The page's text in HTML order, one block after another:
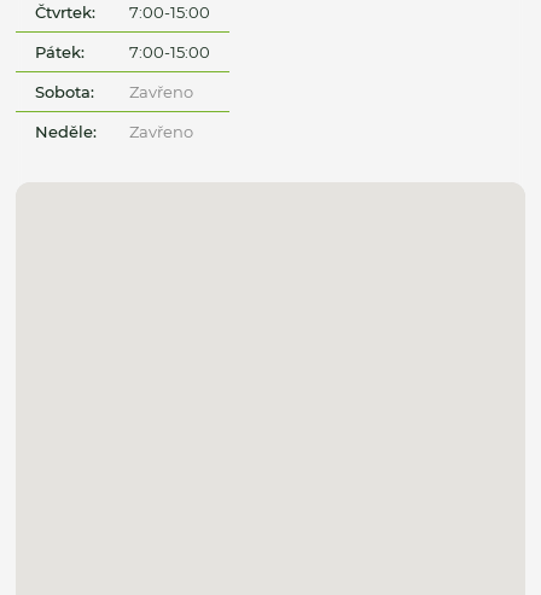
Čtvrtek: 7:00-15:00
Pátek: 7:00-15:00
Sobota: Zavřeno
Neděle: Zavřeno